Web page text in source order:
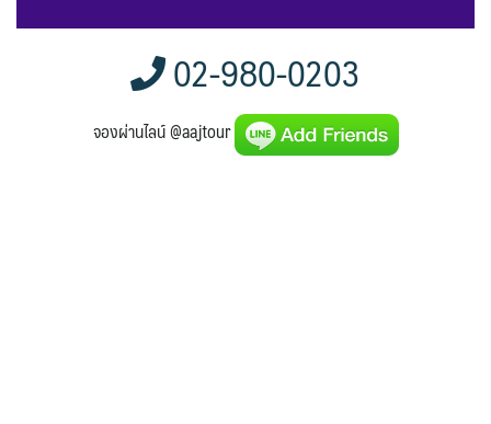
Alternative:
02-980-0203
จองผ่านไลน์ @aajtour